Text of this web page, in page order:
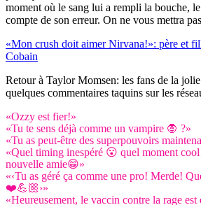
moment où le sang lui a rempli la bouche,
compte de son erreur. On ne vous mettra
«Mon crush doit aimer Nirvana!»: père et
Cobain
Retour à Taylor Momsen: les fans de la
quelques commentaires taquins sur les
«Ozzy est fier!»
«Tu te sens déjà comme un vampire 🧛 ?»
«Tu as peut-être des superpouvoirs
«Quel timing inespéré 😮 quel moment
nouvelle amie😁»
«‹Tu as géré ça comme une pro! Merde!
❤️💪🏼›»
«Heureusement, le vaccin contre la rage est